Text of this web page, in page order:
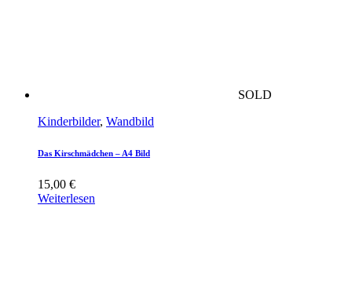
SOLD
Kinderbilder, Wandbild
Das Kirschmädchen – A4 Bild
15,00 €
Weiterlesen